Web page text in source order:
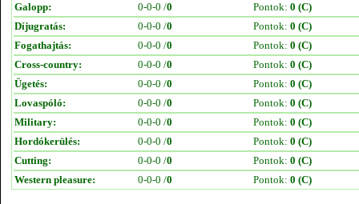
Galopp:
0-0-0 /0 Pontok: 0 (C)
Díjugratás:
0-0-0 /0 Pontok: 0 (C)
Fogathajtás:
0-0-0 /0 Pontok: 0 (C)
Cross-country:
0-0-0 /0 Pontok: 0 (C)
Ügetés:
0-0-0 /0 Pontok: 0 (C)
Lovaspóló:
0-0-0 /0 Pontok: 0 (C)
Military:
0-0-0 /0 Pontok: 0 (C)
Hordókerülés:
0-0-0 /0 Pontok: 0 (C)
Cutting:
0-0-0 /0 Pontok: 0 (C)
Western pleasure:
0-0-0 /0 Pontok: 0 (C)